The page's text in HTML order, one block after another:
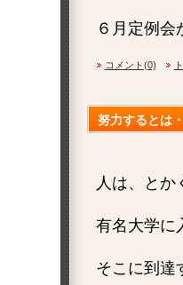
６月定例会
コメント(0)
努力するとは
人は、とか
有名大学に
そこに到達